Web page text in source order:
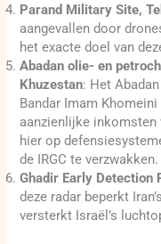
Parand Military Site,
aangevallen door
het exacte doel van
Abadan olie- en
Khuzestan: Het
Bandar Imam
aanzienlijke inkomsten
hier op
de IRGC te verzwakken.
Ghadir Early Detection
deze radar beperkt
versterkt Israël’s